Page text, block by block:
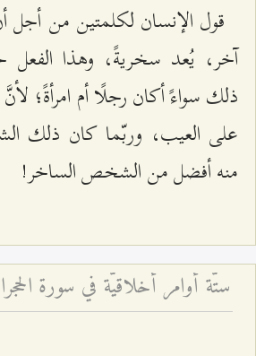
قول الإنسان لكلمتين من
آخر، يُعد سخريةً، وهذا الفعل
ذلك سواءً أكان رجلًا أم امرأةً؛
على العيب، وربّما كان ذلك
منه أفضل من الشخص الساخر!
ستّة أوامر أخلاقيّة في سورة